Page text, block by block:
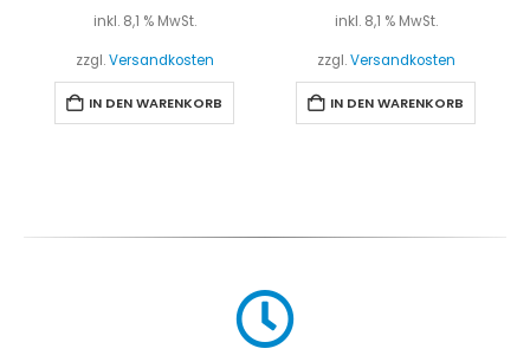
inkl. 8,1 % MwSt.
zzgl.Versandkosten
IN DEN WARENKORB
inkl. 8,1 % MwSt.
zzgl.Versandkosten
IN DEN WARENKORB